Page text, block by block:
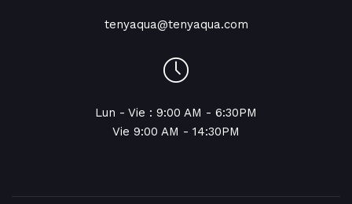
tenyaqua@tenyaqua.com
Lun - Vie : 9:00 AM - 6:30PM
Vie 9:00 AM - 14:30PM